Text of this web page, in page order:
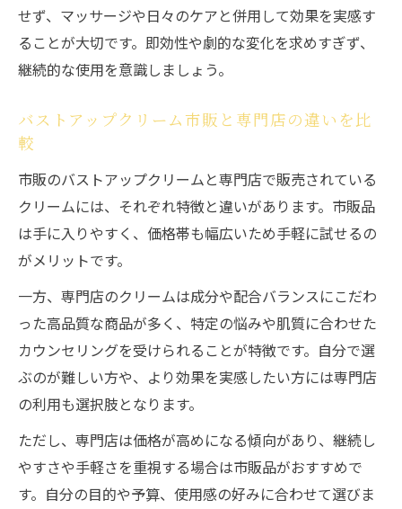
せず、マッサージや日々のケアと併用して効果を実感す
ることが大切です。即効性や劇的な変化を求めすぎず、
継続的な使用を意識しましょう。
バストアップクリーム市販と専門店の違いを比
較
市販のバストアップクリームと専門店で販売されている
クリームには、それぞれ特徴と違いがあります。市販品
は手に入りやすく、価格帯も幅広いため手軽に試せるの
がメリットです。
一方、専門店のクリームは成分や配合バランスにこだわ
った高品質な商品が多く、特定の悩みや肌質に合わせた
カウンセリングを受けられることが特徴です。自分で選
ぶのが難しい方や、より効果を実感したい方には専門店
の利用も選択肢となります。
ただし、専門店は価格が高めになる傾向があり、継続し
やすさや手軽さを重視する場合は市販品がおすすめで
す。自分の目的や予算、使用感の好みに合わせて選びま